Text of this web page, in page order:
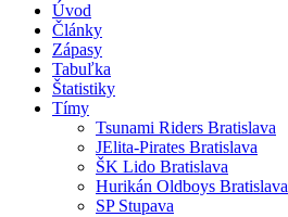
Úvod
Články
Zápasy
Tabuľka
Štatistiky
Tímy
Tsunami Riders Bratislava
JElita-Pirates Bratislava
ŠK Lido Bratislava
Hurikán Oldboys Bratislava
SP Stupava